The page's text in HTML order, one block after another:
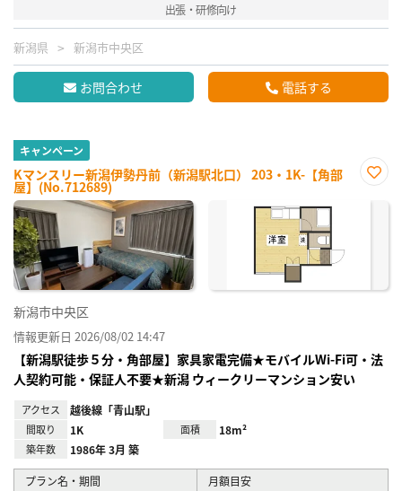
出張・研修向け
新潟県 新潟市中央区
お問合わせ 電話する
キャンペーン
Kマンスリー新潟伊勢丹前（新潟駅北口） 203・1K-【角部
屋】(No.712689)
に入
新潟市中央区
情報更新日 2026/08/02 14:47
【新潟駅徒歩５分・角部屋】家具家電完備★モバイルWi-Fi可・法
人契約可能・保証人不要★新潟 ウィークリーマンション安い
アクセス 越後線「青山駅」
間取り 1K 面積 18m²
築年数 1986年 3月 築
プラン名・期間 月額目安